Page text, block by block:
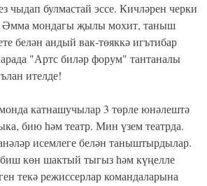
чыдап булмастай эссе. Кичләрен черки
Әмма мондагы җылы мохит, таныш
белән андый вак-төяккә игътибар
"Артс биләр форум" тантаналы
ителде!
катнашучылар 3 төрле юнәлештә
бию һәм театр. Мин үзем театрда.
исемлеге белән таныштырдылар.
көн шактый тыгыз һәм күңелле
текә режиссерлар командаларына